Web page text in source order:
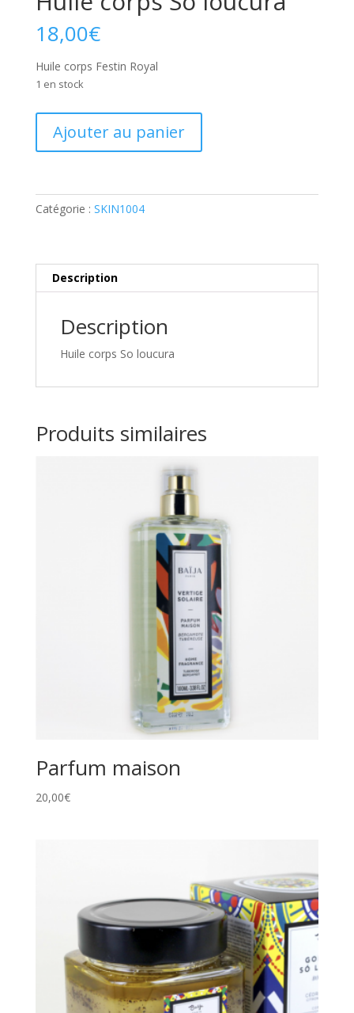
18,00€
Huile corps Festin Royal
1 en stock
Huile
So
loucura
Ajouter au panier
Catégorie : SKIN1004
Description
Description
Huile corps So loucura
Produits similaires
Parfum maison
20,00€